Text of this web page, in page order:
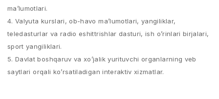
ma’lumotlari.
4. Valyuta kurslari, ob-havo ma’lumotlari, yangiliklar,
teledasturlar va radio eshittrishlar dasturi, ish o’rinlari birjalari,
sport yangiliklari.
5. Davlat boshqaruv va xo’jalik yurituvchi organlarning veb
saytlari orqali ko’rsatiladigan interaktiv xizmatlar.